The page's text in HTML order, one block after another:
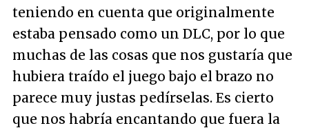
teniendo en cuenta que originalmente
estaba pensado como un DLC, por lo que
muchas de las cosas que nos gustaría que
hubiera traído el juego bajo el brazo no
parece muy justas pedírselas. Es cierto
que nos habría encantando que fuera la